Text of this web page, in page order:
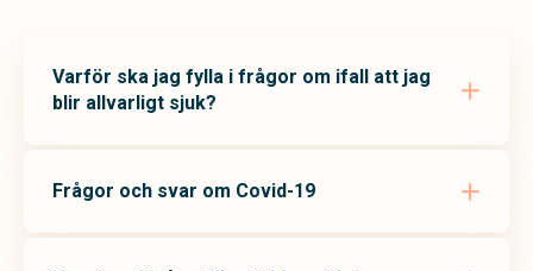
Varför ska jag fylla i frågor om ifall att jag
blir allvarligt sjuk?
Frågor och svar om Covid-19